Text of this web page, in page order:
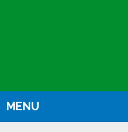
MENU